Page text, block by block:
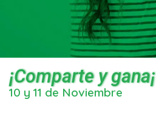
¡Comparte y gana¡
10 y 11 de Noviembre